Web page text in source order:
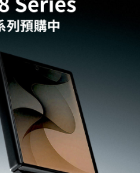
：
素材，皆以幫助素材擁有者推廣
標注讓觀眾知道出處與來源，若
法問題，還請讓我知道
/ Section / Pictures / in this
the source owners gain more